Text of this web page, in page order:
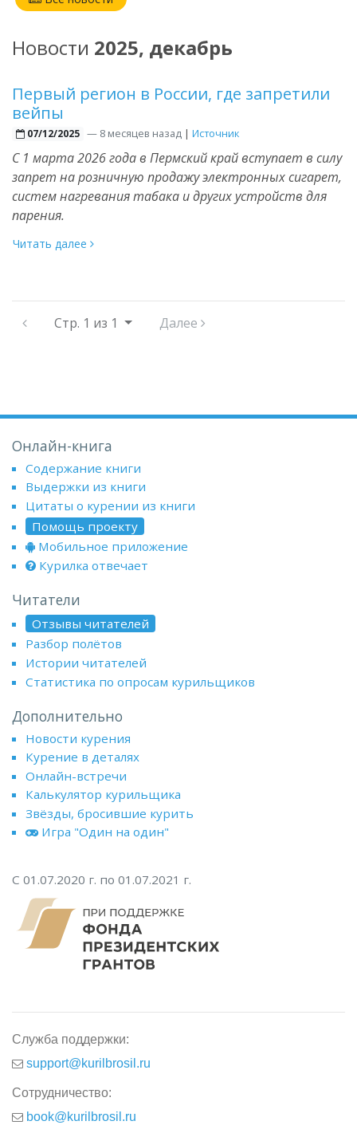
Новости 2025, декабрь
Первый регион в России, где запретили
вейпы
07/12/2025 —8 месяцев назад | Источник
С 1 марта 2026 года в Пермский край вступает в силу
запрет на розничную продажу электронных сигарет,
систем нагревания табака и других устройств для
парения.
Читать далее
Стр. 1 из 1 Далее
Онлайн-книга
Содержание книги
Выдержки из книги
Цитаты о курении из книги
Помощь проекту
Мобильное приложение
Курилка отвечает
Читатели
Отзывы читателей
Разбор полётов
Истории читателей
Статистика по опросам курильщиков
Дополнительно
Новости курения
Курение в деталях
Онлайн-встречи
Калькулятор курильщика
Звёзды, бросившие курить
Игра "Один на один"
С 01.07.2020 г. по 01.07.2021 г.
Служба поддержки:
support@kurilbrosil.ru
Сотрудничество:
book@kurilbrosil.ru